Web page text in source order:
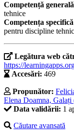
Competență
tehnice
Competența
pentru discipline
Legătura web
https://
Accesări: 469
Propunător:
Elena Doamna, Galați
Data validării: 1
Căutare avansată